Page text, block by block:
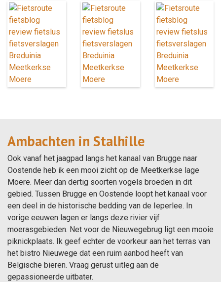
Ambachten in Stalhille
Ook vanaf het jaagpad langs het kanaal van Brugge naar
Oostende heb ik een mooi zicht op de Meetkerkse lage
Moere. Meer dan dertig soorten vogels broeden in dit
gebied. Tussen Brugge en Oostende loopt het kanaal voor
een deel in de historische bedding van de Ieperlee. In
vorige eeuwen lagen er langs deze rivier vijf
moerasgebieden. Net voor de Nieuwegebrug ligt een mooie
piknickplaats. Ik geef echter de voorkeur aan het terras van
het bistro Nieuwege dat een ruim aanbod heeft van
Belgische bieren. Vraag gerust uitleg aan de
gepassioneerde uitbater.